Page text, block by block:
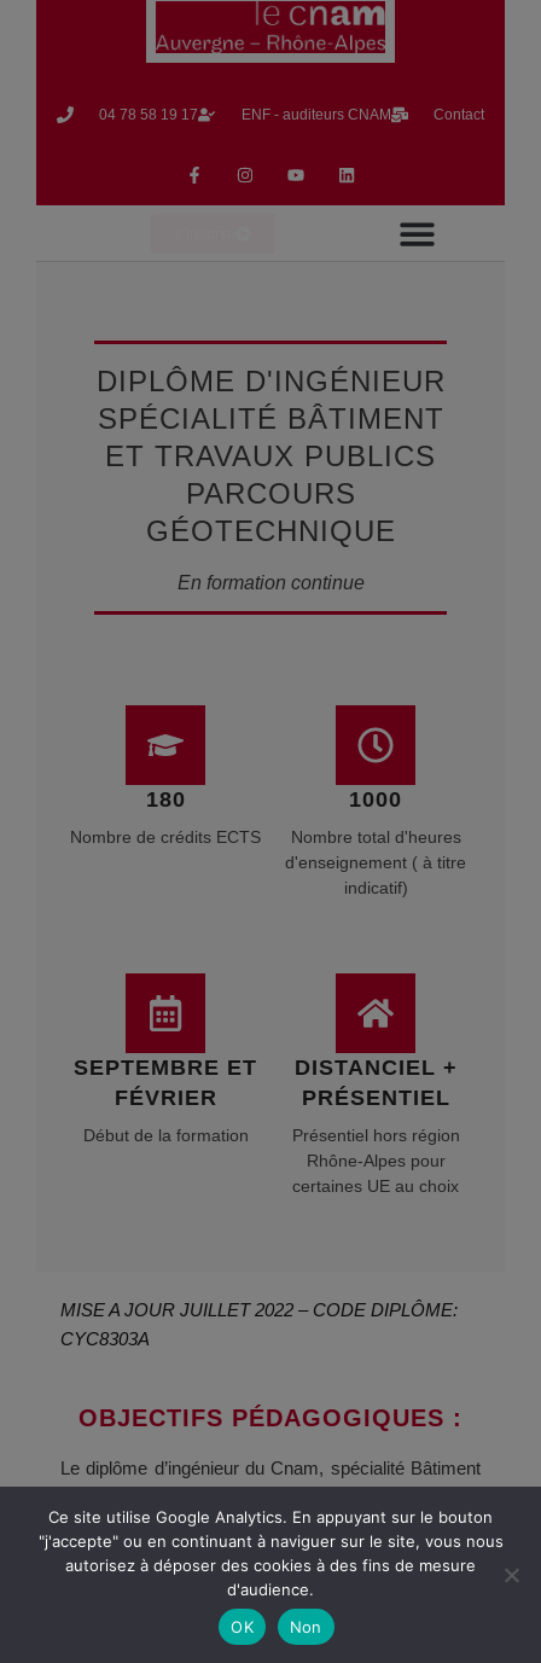
04 78 58 19 17​ ENF - auditeurs CNAM Contact
DIPLÔME D'INGÉNIEUR
SPÉCIALITÉ BÂTIMENT
ET TRAVAUX PUBLICS
PARCOURS
GÉOTECHNIQUE
En formation continue
180
Nombre de crédits ECTS
1000
Nombre total d'heures
d'enseignement ( à titre
indicatif)
SEPTEMBRE ET
FÉVRIER
Début de la formation
DISTANCIEL +
PRÉSENTIEL
Présentiel hors région
Rhône-Alpes pour
certaines UE au choix
MISE A JOUR JUILLET 2022 – CODE DIPLÔME:
CYC8303A
OBJECTIFS PÉDAGOGIQUES :
Le diplôme d’ingénieur du Cnam, spécialité Bâtiment
spécifiquement dédié à la conception, au
dimensionnement et aux travaux de géotechniques.
L’ingénieur visé exerce les fonctions d’ingénieur en
bureau d’études ou en travaux de géotechnique :
terrassement, fondations excavation de parois,
Ce site utilise Google Analytics. En appuyant sur le bouton
"j'accepte" ou en continuant à naviguer sur le site, vous nous
autorisez à déposer des cookies à des fins de mesure
d'audience.
OK
Non